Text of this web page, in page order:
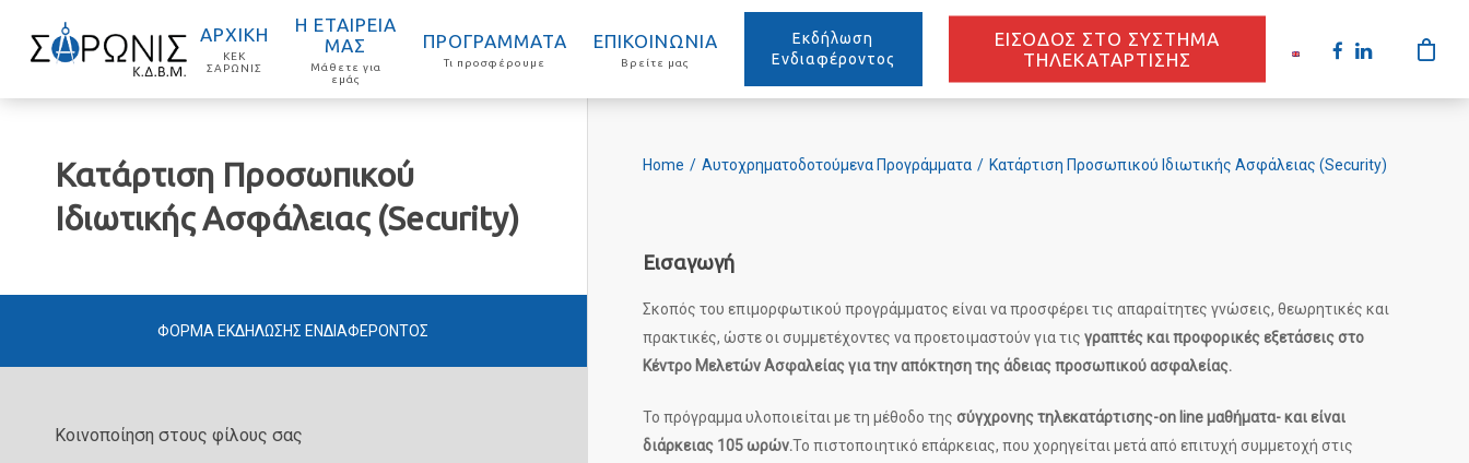
ΑΡΧΙΚΗ
ΚΕΚ
ΣΑΡΩΝΙΣ
Η ΕΤΑΙΡΕΙΑ
ΜΑΣ
Μάθετε για
εμάς
ΠΡΟΓΡΑΜΜΑΤΑ
Τι προσφέρουμε
ΕΠΙΚΟΙΝΩΝΙΑ
Βρείτε μας
Εκδήλωση
Ενδιαφέροντος
ΕΙΣΟΔΟΣ ΣΤΟ ΣΥΣΤΗΜΑ
ΤΗΛΕΚΑΤΑΡΤΙΣΗΣ
Κατάρτιση Προσωπικού
Ιδιωτικής Ασφάλειας (Security)
ΦΟΡΜΑ ΕΚΔΗΛΩΣΗΣ ΕΝΔΙΑΦΕΡΟΝΤΟΣ
Κοινοποίηση στους φίλους σας
Home / Αυτοχρηματοδοτούμενα Προγράμματα / Κατάρτιση Προσωπικού Ιδιωτικής Ασφάλειας (Security)
Εισαγωγή
Σκοπός του επιμορφωτικού προγράμματος είναι να προσφέρει τις απαραίτητες γνώσεις, θεωρητικές και
πρακτικές, ώστε οι συμμετέχοντες να προετοιμαστούν για τις γραπτές και προφορικές εξετάσεις στο
Κέντρο Μελετών Ασφαλείας για την απόκτηση της άδειας προσωπικού ασφαλείας.
Το πρόγραμμα υλοποιείται με τη μέθοδο της σύγχρονης τηλεκατάρτισης-on line μαθήματα- και είναι
διάρκειας 105 ωρών.Το πιστοποιητικό επάρκειας, που χορηγείται μετά από επιτυχή συμμετοχή στις